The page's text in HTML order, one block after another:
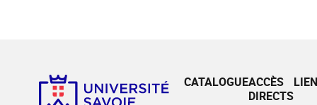
CATALOGUEACCÈS
DIRECTS